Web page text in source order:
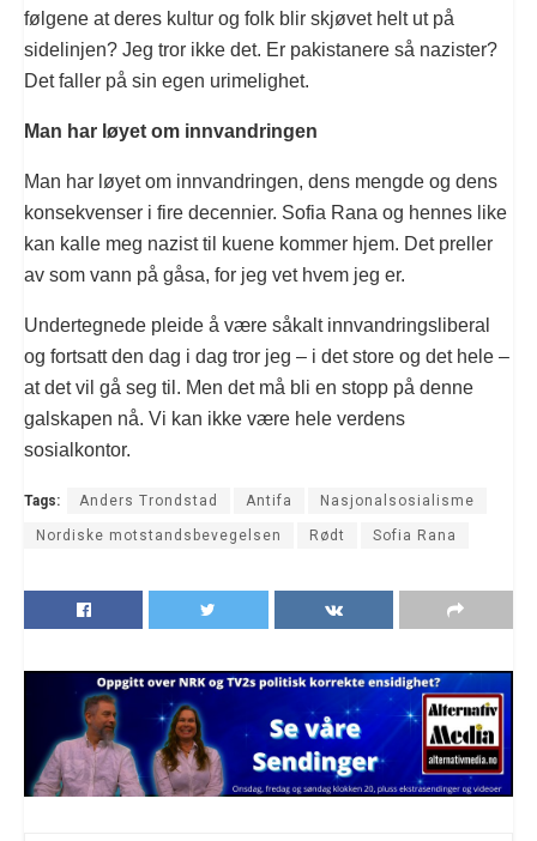
følgene at deres kultur og folk blir skjøvet helt ut på
sidelinjen? Jeg tror ikke det. Er pakistanere så nazister?
Det faller på sin egen urimelighet.
Man har løyet om innvandringen
Man har løyet om innvandringen, dens mengde og dens
konsekvenser i fire decennier. Sofia Rana og hennes like
kan kalle meg nazist til kuene kommer hjem. Det preller
av som vann på gåsa, for jeg vet hvem jeg er.
Undertegnede pleide å være såkalt innvandringsliberal
og fortsatt den dag i dag tror jeg – i det store og det hele –
at det vil gå seg til. Men det må bli en stopp på denne
galskapen nå. Vi kan ikke være hele verdens
sosialkontor.
Tags: Anders Trondstad Antifa Nasjonalsosialisme
Nordiske motstandsbevegelsen Rødt Sofia Rana